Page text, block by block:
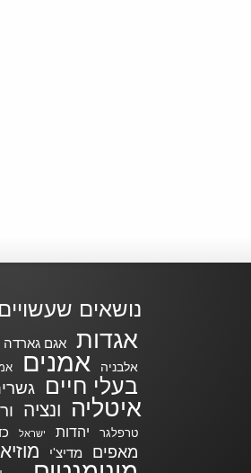
נושאים
אגדות אגם גארדה
אלבניה אמנים
בעלי חיים
איטליה
ונציה
טרפלגר יהדות ישראל
מאפים מדיצ'י